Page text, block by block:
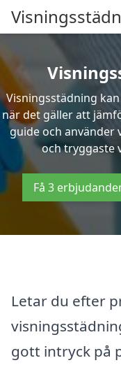
Visningsstädning
när det gäller att
guide och använder
och tryggaste
Få 3
Letar du efter
gott intryck på